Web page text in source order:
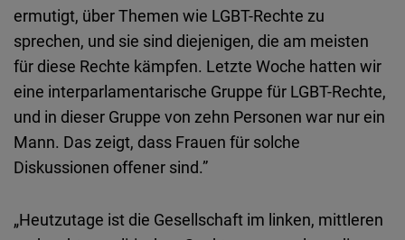
ermutigt, über Themen wie LGBT-Rechte zu
sprechen, und sie sind diejenigen, die am meisten
für diese Rechte kämpfen. Letzte Woche hatten wir
eine interparlamentarische Gruppe für LGBT-Rechte,
und in dieser Gruppe von zehn Personen war nur ein
Mann. Das zeigt, dass Frauen für solche
Diskussionen offener sind.”
„Heutzutage ist die Gesellschaft im linken, mittleren